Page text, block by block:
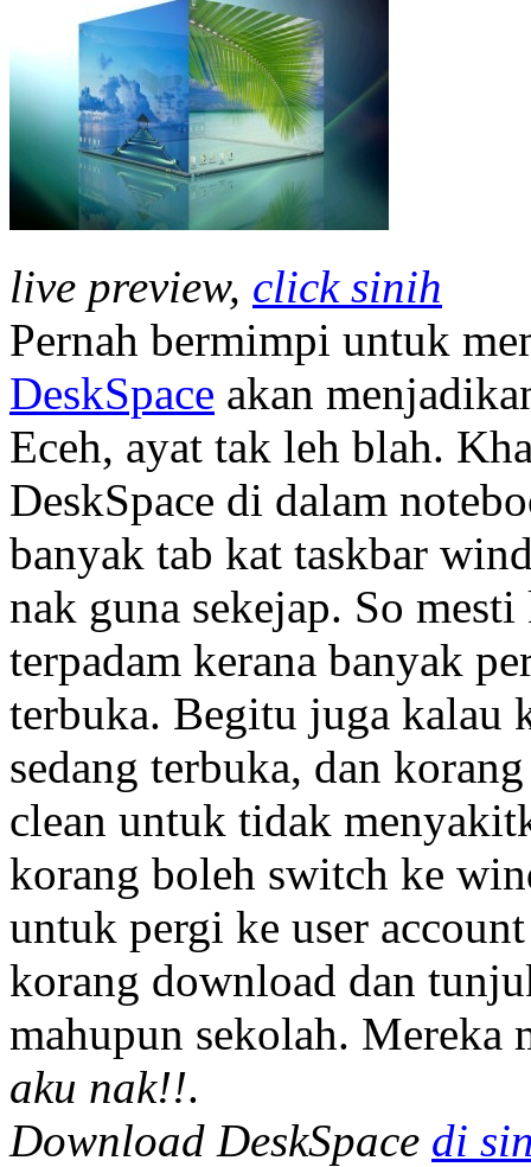
live preview, click sinih
Pernah bermimpi untuk
DeskSpace akan
Eceh, ayat tak leh blah.
DeskSpace di dalam
banyak tab kat taskbar
nak guna sekejap. So
terpadam kerana banyak
terbuka. Begitu juga kalau
sedang terbuka, dan
clean untuk tidak
korang boleh switch ke
untuk pergi ke user
korang download dan
mahupun sekolah. Mereka
aku nak!!.
Download DeskSpace di